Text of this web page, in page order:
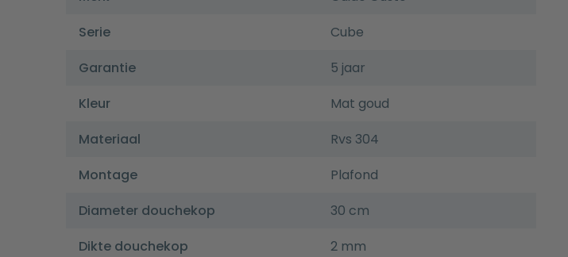
Serie
Cube
Garantie
5 jaar
Kleur
Mat goud
Materiaal
Rvs 304
Montage
Plafond
Diameter douchekop
30 cm
Dikte douchekop
2 mm